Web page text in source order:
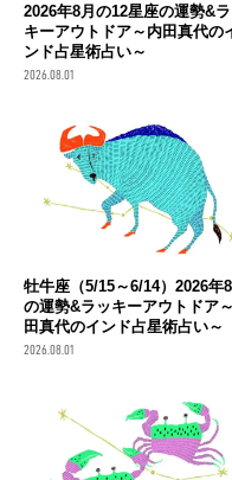
2026年8月の12星座の運勢&
キーアウトドア～内田真代の
ンド占星術占い～
2026.08.01
牡牛座（5/15～6/14）2026年8
の運勢&ラッキーアウトドア
田真代のインド占星術占い～
2026.08.01